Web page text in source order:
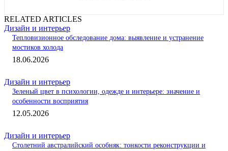
RELATED ARTICLES
Дизайн и интерьер
Тепловизионное обследование дома: выявление и устранение
мостиков холода
18.06.2026
Дизайн и интерьер
Зеленый цвет в психологии, одежде и интерьере: значение и
особенности восприятия
12.05.2026
Дизайн и интерьер
Столетний австралийский особняк: тонкости реконструкции и